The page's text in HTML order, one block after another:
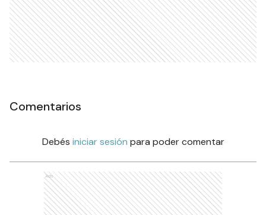
Comentarios
Debés iniciar sesión para poder comentar
Ads